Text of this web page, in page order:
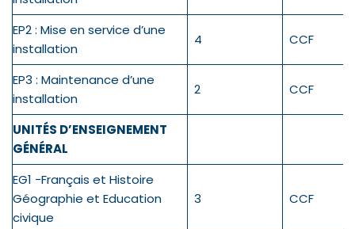
EP2 : Mise en service d’une
installation
4 CCF
EP3 : Maintenance d’une
installation
2 CCF
UNITÉS D’ENSEIGNEMENT
GÉNÉRAL
EG1 −Français et Histoire
Géographie et Education
civique
3 CCF